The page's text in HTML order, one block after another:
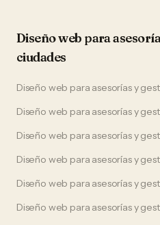
Diseño web para
ciudades
Diseño web para asesorías y
Diseño web para asesorías y
Diseño web para asesorías y
Diseño web para asesorías y
Diseño web para asesorías y
Diseño web para asesorías y